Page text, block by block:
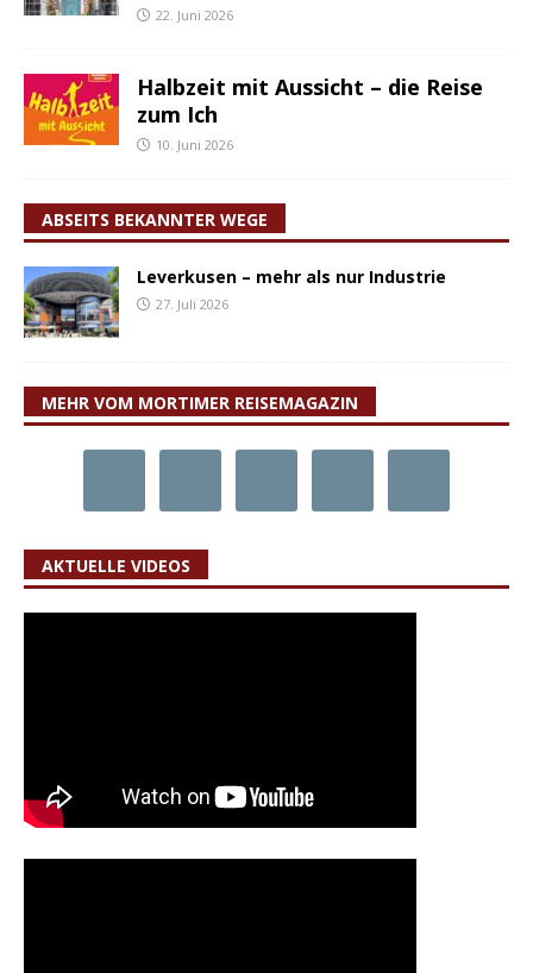
22. Juni 2026
Halbzeit mit Aussicht – die Reise
zum Ich
10. Juni 2026
ABSEITS BEKANNTER WEGE
Leverkusen – mehr als nur Industrie
27. Juli 2026
MEHR VOM MORTIMER REISEMAGAZIN
AKTUELLE VIDEOS